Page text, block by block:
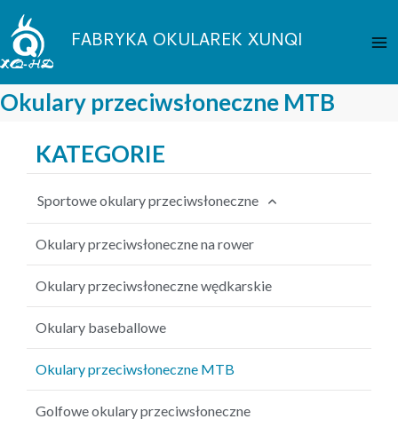
Przejdź
do
treści FABRYKA OKULAREK XUNQI
Okulary przeciwsłoneczne MTB
KATEGORIE
Sportowe okulary przeciwsłoneczne
Okulary przeciwsłoneczne na rower
Okulary przeciwsłoneczne wędkarskie
Okulary baseballowe
Okulary przeciwsłoneczne MTB
Golfowe okulary przeciwsłoneczne